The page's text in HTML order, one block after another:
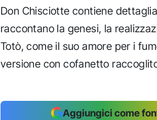
Don Chisciotte contiene
raccontano la genesi, la
Totò, come il suo amore per i
versione con cofanetto
Aggiungici come